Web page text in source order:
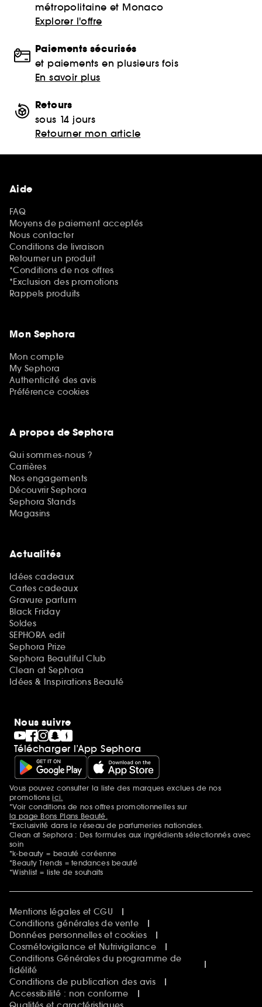
métropolitaine et Monaco
Explorer l'offre
Paiements sécurisés
et paiements en plusieurs fois
En savoir plus
Retours
sous 14 jours
Retourner mon article
Aide
FAQ
Moyens de paiement acceptés
Nous contacter
Conditions de livraison
Retourner un produit
*Conditions de nos offres
*Exclusion des promotions
Rappels produits
Mon Sephora
Mon compte
My Sephora
Authenticité des avis
Préférence cookies
A propos de Sephora
Qui sommes-nous ?
Carrières
Nos engagements
Découvrir Sephora
Sephora Stands
Magasins
Actualités
Idées cadeaux
Cartes cadeaux
Gravure parfum
Black Friday
Soldes
SEPHORA edit
Sephora Prize
Sephora Beautiful Club
Clean at Sephora
Idées & Inspirations Beauté
Nous suivre
Télécharger l’App Sephora
Mentions additionnelles
Vous pouvez consulter la liste des marques exclues de nos
promotionsici.
*Voir conditions de nos offres promotionnelles sur
la page Bons Plans Beauté.
*Exclusivité dans le réseau de parfumeries nationales.
Clean at Sephora : Des formules aux ingrédients sélectionnés avec
soin
*k-beauty = beauté coréenne
*Beauty Trends = tendances beauté
*Wishlist = liste de souhaits
Mentions légales et CGU
Conditions générales de vente
Données personnelles et cookies
Cosmétovigilance et Nutrivigilance
Conditions Générales du programme de
fidélité
Conditions de publication des avis
Accessibilité : non conforme